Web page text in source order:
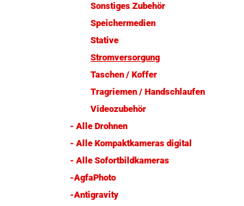
Sonstiges Zubehör
Speichermedien
Stative
Stromversorgung
Taschen / Koffer
Tragriemen / Handschlaufen
Videozubehör
- Alle Drohnen
- Alle Kompaktkameras digital
- Alle Sofortbildkameras
-AgfaPhoto
-Antigravity